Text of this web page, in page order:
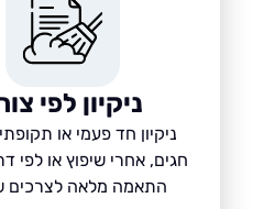
ניקיון לפי צורך
ניקיון חד פעמי או תקופתי – לפני
חגים, אחרי שיפוץ או לפי דרישה, עם
התאמה מלאה לצרכים שלכם.